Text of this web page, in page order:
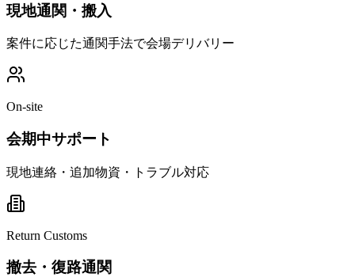
現地通関・搬入
案件に応じた通関手法で会場デリバリー
On-site
会期中サポート
現地連絡・追加物資・トラブル対応
Return Customs
撤去・復路通関